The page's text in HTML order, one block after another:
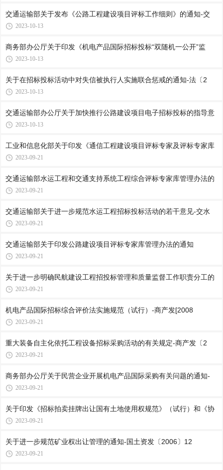
交通运输部关于发布《公路工程建设项目评标工作细则》的通知-交
2023-10-13
商务部办公厅关于印发《机电产品国际招标投标“双随机一公开”监
2023-10-13
关于在招标投标活动中对失信被执行人实施联合惩戒的通知-法〔2
2023-10-13
交通运输部办公厅关于加快推行公路建设项目电子招标投标的指导意
2023-10-13
工业和信息化部关于印发《通信工程建设项目评标专家及评标专家库
2023-09-21
交通运输部水运工程和交通支持系统工程综合评标专家库管理办法的
2023-09-21
交通运输部关于进一步规范水运工程招标投标活动的若干意见-交水
2023-09-21
交通运输部关于印发公路建设项目评标专家库管理办法的通知
2023-09-21
关于进一步明确民航建设工程招投标管理和质量监督工作职责分工的
2023-09-21
机电产品国际招标综合评价法实施规范（试行）-商产发[2008
2023-09-21
重大装备自主化依托工程设备招标采购活动的有关规定-商产发〔2
2023-09-21
商务部办公厅关于民营企业开展机电产品国际采购有关问题的通知-
2023-09-21
关于印发《招标拍卖挂牌出让国有土地使用权规范》（试行）和《协
2023-09-21
关于进一步规范矿业权出让管理的通知-国土资发〔2006〕12
2023-09-21